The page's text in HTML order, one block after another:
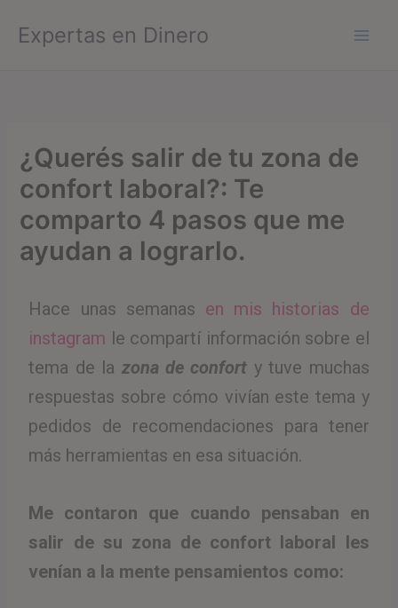
contenido
Expertas en Dinero
¿Querés salir de tu zona de
confort laboral?: Te
comparto 4 pasos que me
ayudan a lograrlo.
Hace unas semanas en mis historias de
instagram le compartí información sobre el
tema de la zona de confort y tuve muchas
respuestas sobre cómo vivían este tema y
pedidos de recomendaciones para tener
más herramientas en esa situación.
Me contaron que cuando pensaban en
salir de su zona de confort laboral les
venían a la mente pensamientos como: